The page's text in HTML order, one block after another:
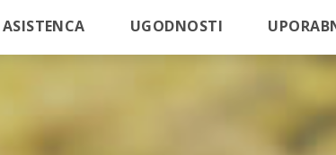
UGODNOSTI